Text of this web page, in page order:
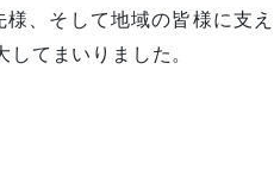
、そして地域の皆様に支え
てまいりました。